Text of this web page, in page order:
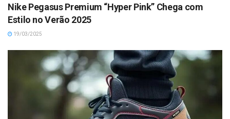
Nike Pegasus Premium “Hyper Pink” Chega com
Estilo no Verão 2025
19/03/2025